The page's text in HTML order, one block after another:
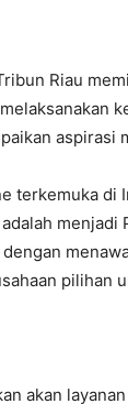
Riau
aspirasi
terkemuka di
menjadi
pilihan
akan